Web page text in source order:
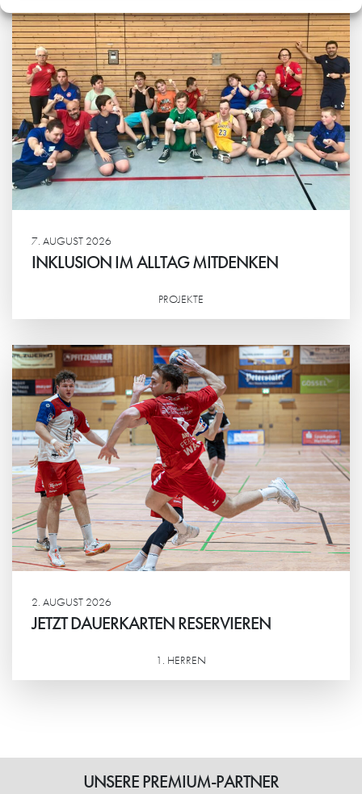
7. AUGUST 2026
INKLUSION IM ALLTAG MITDENKEN
PROJEKTE
2. AUGUST 2026
JETZT DAUERKARTEN RESERVIEREN
1. HERREN
UNSERE PREMIUM-PARTNER